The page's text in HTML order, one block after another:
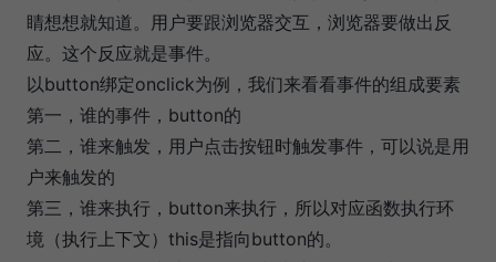
睛想想就知道。用户要跟浏览器交互，浏览器要做出反
应。这个反应就是事件。
以button绑定onclick为例，我们来看看事件的组成要素
第一，谁的事件，button的
第二，谁来触发，用户点击按钮时触发事件，可以说是用
户来触发的
第三，谁来执行，button来执行，所以对应函数执行环
境（执行上下文）this是指向button的。